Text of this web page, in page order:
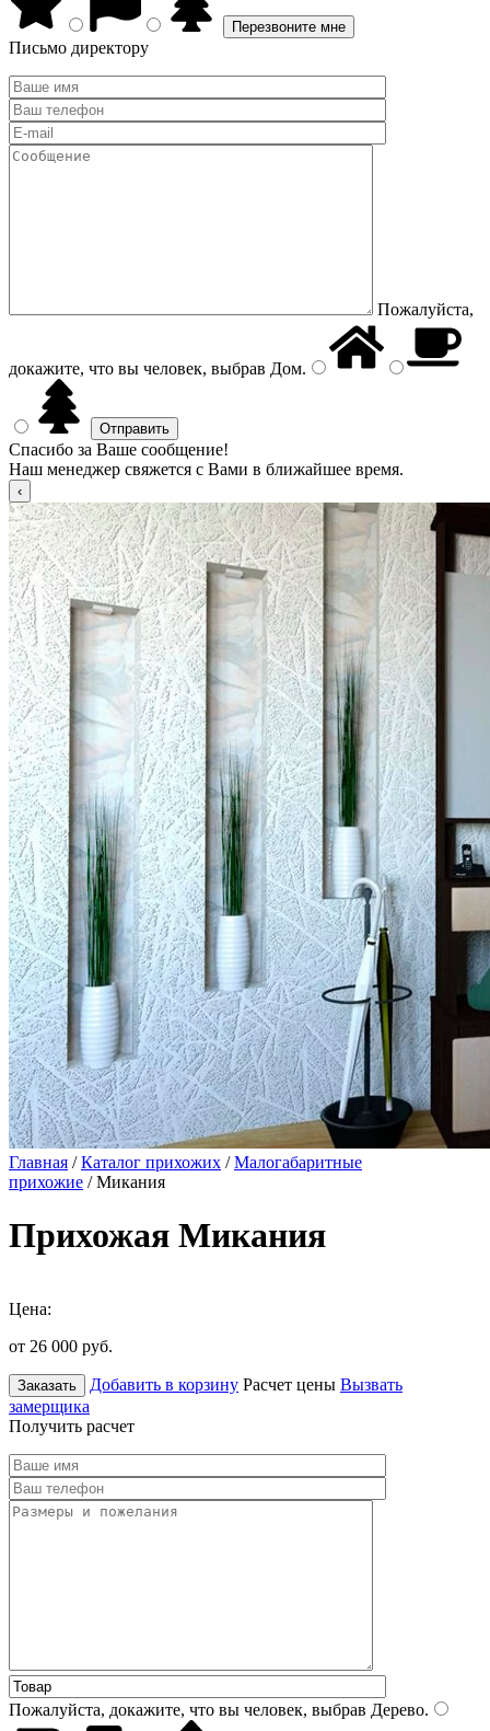
Письмо директору
Пожалуйста,
докажите, что вы человек, выбрав Дом.
Спасибо за Ваше сообщение!
Наш менеджер свяжется с Вами в ближайшее время.
Главная /Каталог прихожих /Малогабаритные
прихожие / Микания
Прихожая Микания
Цена:
от 26 000 руб.
Заказать Добавить в корзину Расчет цены Вызвать
замерщика
Получить расчет
Пожалуйста, докажите, что вы человек, выбрав Дерево.